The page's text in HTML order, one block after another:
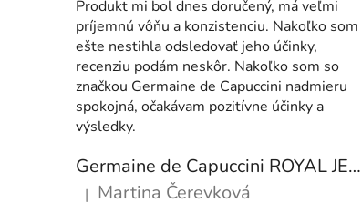
Produkt mi bol dnes doručený, má veľmi
príjemnú vôňu a konzistenciu. Nakoľko som
ešte nestihla odsledovať jeho účinky,
recenziu podám neskôr. Nakoľko som so
značkou Germaine de Capuccini nadmieru
spokojná, očakávam pozitívne účinky a
výsledky.
Germaine de Capuccini ROYAL JELLY set COMFORT (KRÉM & MLÉKO+TONIKUM)
Hodnocení produktu je 5 z 5 hvězdiček.
| Martina Čerevková